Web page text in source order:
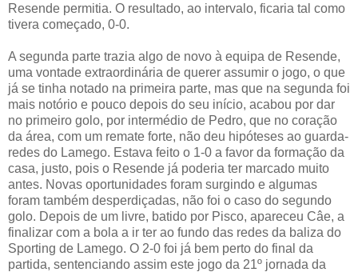
Resende permitia. O resultado, ao intervalo, ficaria tal como
tivera começado, 0-0.
A segunda parte trazia algo de novo à equipa de Resende,
uma vontade extraordinária de querer assumir o jogo, o que
já se tinha notado na primeira parte, mas que na segunda foi
mais notório e pouco depois do seu início, acabou por dar
no primeiro golo, por intermédio de Pedro, que no coração
da área, com um remate forte, não deu hipóteses ao guarda-
redes do Lamego. Estava feito o 1-0 a favor da formação da
casa, justo, pois o Resende já poderia ter marcado muito
antes. Novas oportunidades foram surgindo e algumas
foram também desperdiçadas, não foi o caso do segundo
golo. Depois de um livre, batido por Pisco, apareceu Câe, a
finalizar com a bola a ir ter ao fundo das redes da baliza do
Sporting de Lamego. O 2-0 foi já bem perto do final da
partida, sentenciando assim este jogo da 21º jornada da